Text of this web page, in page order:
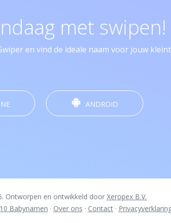
met swipen!
en vind de ideale naam voor jouw
ANDROID
Ontworpen en ontwikkeld door Xeropex B.V.
Babynamen · Over ons · Contact·